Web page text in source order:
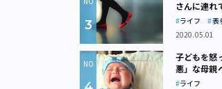
さんに連れ
ライフ 表
2020.05.01
子どもを怒
悪」な母親
ろの処方箋
ライフ